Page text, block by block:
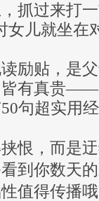
抓过来打
女儿就坐在
励贴，是
皆有真贵
句超实用
恨，而是
到你数天
值得传播